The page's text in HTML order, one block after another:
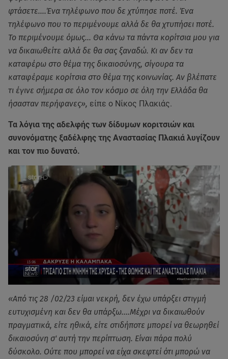
φτάσετε....Ένα τηλέφωνο που δε χτύπησε ποτέ. Ένα
τηλέφωνο που το περιμένουμε αλλά δε θα χτυπήσει ποτέ.
Το περιμένουμε όμως... Θα κάνω τα πάντα κορίτσια μου για
να δικαιωθείτε αλλά δε θα σας ξαναδώ. Κι αν δεν τα
καταφέρω στο θέμα της δικαιοσύνης, σίγουρα τα
καταφέραμε κορίτσια στο θέμα της κοινωνίας. Αν βλέπατε
τι έγινε σήμερα σε όλο τον κόσμο σε όλη την Ελλάδα θα
ήσασταν περήφανες», είπε ο Νίκος Πλακιάς.
Τα λόγια της αδελφής των δίδυμων κοριτσιών και
συνονόματης ξαδέλφης της Αναστασίας Πλακιά λυγίζουν
και τον πιο δυνατό.
«Από τις 28 /02/23 είμαι νεκρή, δεν έχω υπάρξει στιγμή
ευτυχισμένη και δεν θα υπάρξω....Μέχρι να δικαιωθούν
πραγματικά, είτε ηθικά, είτε οτιδήποτε μπορεί να θεωρηθεί
δικαιοσύνη σ' αυτή την περίπτωση. Είναι πάρα πολύ
δύσκολο. Ούτε που μπορεί να είχα σκεφτεί ότι μπορώ να